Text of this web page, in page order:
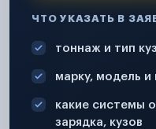
ЧТО УКАЗАТЬ В
тоннаж и тип
марку, модель и
какие системы
зарядка, кузов